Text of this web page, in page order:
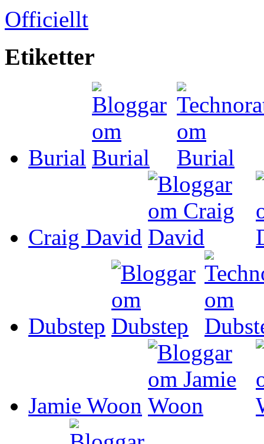
Officiellt
Etiketter
Burial
Craig David
Dubstep
Jamie Woon